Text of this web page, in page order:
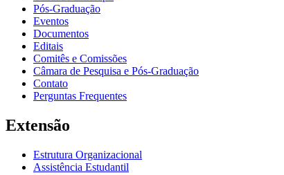
Pós-Graduação
Eventos
Documentos
Editais
Comitês e Comissões
Câmara de Pesquisa e Pós-Graduação
Contato
Perguntas Frequentes
Extensão
Estrutura Organizacional
Assistência Estudantil